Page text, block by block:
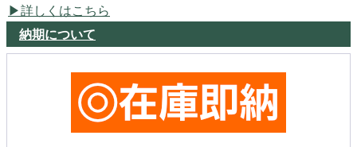
詳しくはこちら
納期について